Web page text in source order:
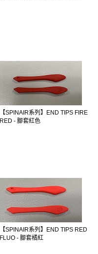
【SPINAIR系列】END TIPS FIRE
RED - 腳套紅色
【SPINAIR系列】END TIPS RED
FLUO - 腳套橘紅